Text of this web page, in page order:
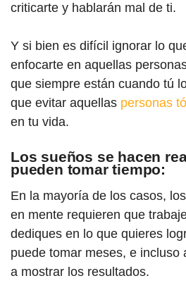
criticarte y hablarán mal de ti.
Y si bien es difícil ignorar lo
enfocarte en aquellas
que siempre están cuando tú
que evitar aquellas personas
en tu vida.
Los sueños se hacen
pueden tomar tiempo:
En la mayoría de los casos,
en mente requieren que
dediques en lo que quieres
puede tomar meses, e incluso
a mostrar los resultados.